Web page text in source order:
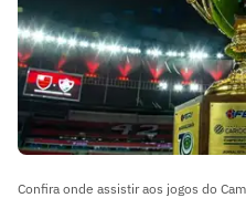
Confira onde assistir aos jogos do